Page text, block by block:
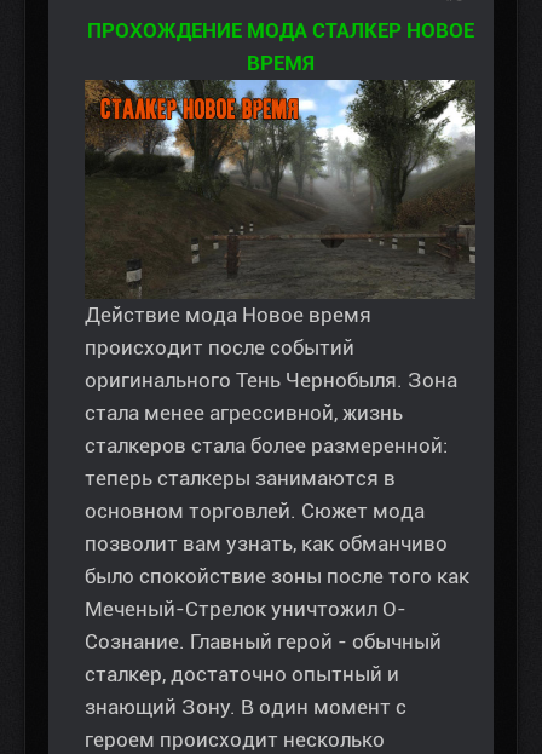
ПРОХОЖДЕНИЕ МОДА СТАЛКЕР НОВОЕ
ВРЕМЯ
Действие мода Новое время
происходит после событий
оригинального Тень Чернобыля. Зона
стала менее агрессивной, жизнь
сталкеров стала более размеренной:
теперь сталкеры занимаются в
основном торговлей. Сюжет мода
позволит вам узнать, как обманчиво
было спокойствие зоны после того как
Меченый-Стрелок уничтожил О-
Сознание. Главный герой - обычный
сталкер, достаточно опытный и
знающий Зону. В один момент с
героем происходит несколько